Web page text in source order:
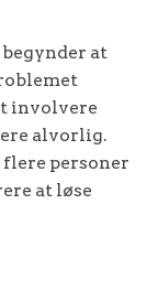
at
involvere
alvorlig.
personer
at løse